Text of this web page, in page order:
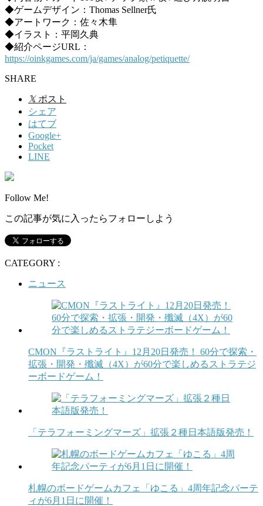
◆ゲームデザイン：Thomas Sellner氏
◆アートワーク：佐々木隼
◆イラスト：平岡久典
◆紹介ページURL：
https://oinkgames.com/ja/games/analog/petiquette/
SHARE
𝕏 ポスト
シェア
はてブ
Google+
Pocket
LINE
Follow Me!
この記事が気に入ったらフォローしよう
CATEGORY :
ニュース
CMON『ラストライト』12月20日発売！ 60分で探索・
拡張・開発・殲滅（4X）が60分で楽しめるストラテジ
ーボードゲーム！
「テラフォーミングマーズ」拡張２種日本語版発売！
札幌のボードゲームカフェ「ゆこる」4周年記念パーテ
ィが6月1日に開催！